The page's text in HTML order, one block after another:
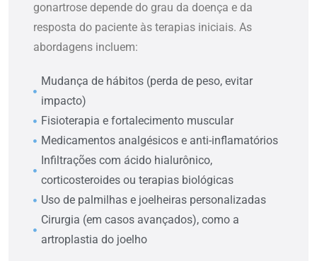
gonartrose depende do grau da doença e da
resposta do paciente às terapias iniciais. As
abordagens incluem:
Mudança de hábitos (perda de peso, evitar
impacto)
Fisioterapia e fortalecimento muscular
Medicamentos analgésicos e anti-inflamatórios
Infiltrações com ácido hialurônico,
corticosteroides ou terapias biológicas
Uso de palmilhas e joelheiras personalizadas
Cirurgia (em casos avançados), como a
artroplastia do joelho